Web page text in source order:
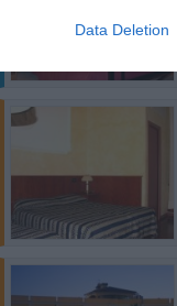
Data Deletion